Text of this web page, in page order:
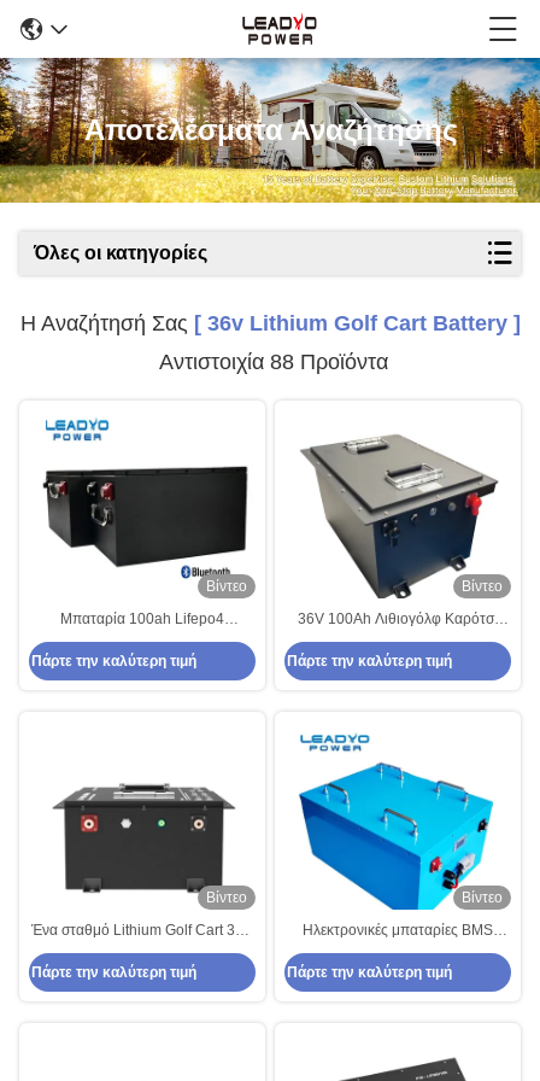
Αποτελέσματα Αναζήτησης
Όλες οι κατηγορίες
Η Αναζήτησή Σας [ 36v Lithium Golf Cart Battery ]
Αντιστοιχία 88 Προϊόντα
Βίντεο
Μπαταρία 100ah Lifepo4
525x234x220mm κάρρων γκολφ
λίθιου υπόθεσης 36V μετάλλων
Πάρτε την καλύτερη τιμή
Βίντεο
36V 100Ah Λιθιογόλφ Καρότσι
μπαταρία Πακέτο μπαταρίας
Γκολφ Καρότσι LiFePO4
Πάρτε την καλύτερη τιμή
Βίντεο
Ένα σταθμό Lithium Golf Cart 36V
38.4V 100Ah LiFePO4 LFP
μπαταρία κατασκευαστής με LCD
LED οθόνη / φορτιστή
Πάρτε την καλύτερη τιμή
Βίντεο
Ηλεκτρονικές μπαταρίες BMS
Lithium Golf Cart 36V 50Ah 100A
LiFePO4
Πάρτε την καλύτερη τιμή